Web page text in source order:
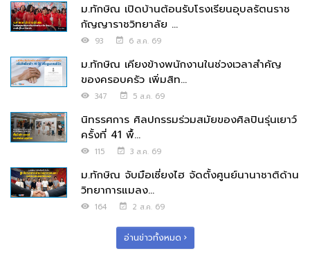
ม.ทักษิณ เปิดบ้านต้อนรับโรงเรียนอุบลรัตนราช
กัญญาราชวิทยาลัย ...
93 6 ส.ค. 69
ม.ทักษิณ เคียงข้างพนักงานในช่วงเวลาสำคัญ
ของครอบครัว เพิ่มสิท...
347 5 ส.ค. 69
นิทรรศการ ศิลปกรรมร่วมสมัยของศิลปินรุ่นเยาว์
ครั้งที่ 41 พื้...
115 3 ส.ค. 69
ม.ทักษิณ จับมือเซี่ยงไฮ จัดตั้งศูนย์นานาชาติด้าน
วิทยาการแมลง...
164 2 ส.ค. 69
อ่านข่าวทั้งหมด